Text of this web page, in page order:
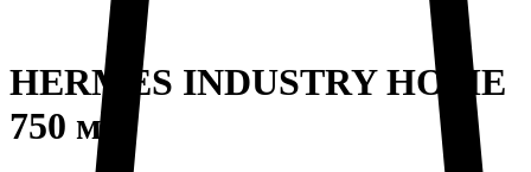
HERMES INDUSTRY HOME
750 мл